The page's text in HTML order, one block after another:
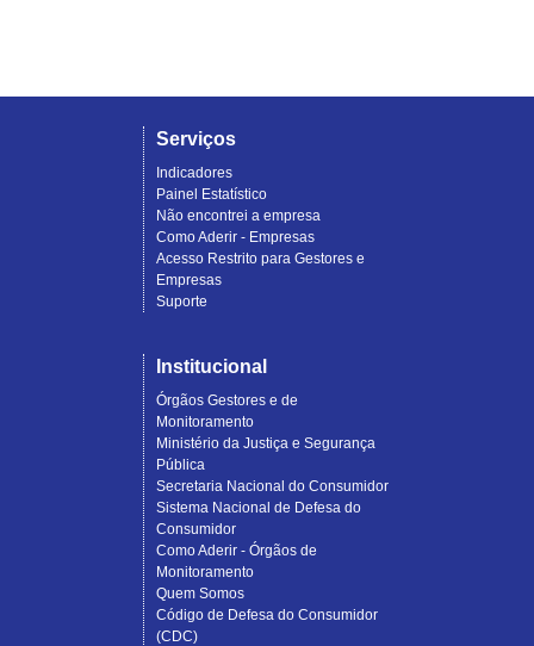
Serviços
Indicadores
Painel Estatístico
Não encontrei a empresa
Como Aderir - Empresas
Acesso Restrito para Gestores e
Empresas
Suporte
Institucional
Órgãos Gestores e de
Monitoramento
Ministério da Justiça e Segurança
Pública
Secretaria Nacional do Consumidor
Sistema Nacional de Defesa do
Consumidor
Como Aderir - Órgãos de
Monitoramento
Quem Somos
Código de Defesa do Consumidor
(CDC)